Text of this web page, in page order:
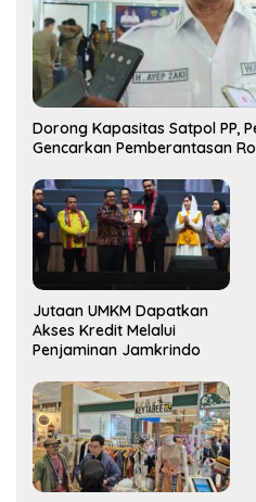
Dorong Kapasitas Satpol PP,
Gencarkan Pemberantasan
Jutaan UMKM Dapatkan
Akses Kredit Melalui
Penjaminan Jamkrindo